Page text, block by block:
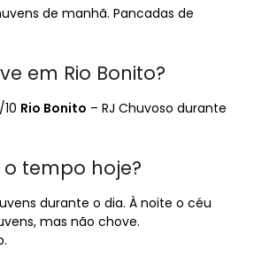
de manhã. Pancadas de
em Rio Bonito?
Rio Bonito – RJ Chuvoso durante
tempo hoje?
durante o dia. À noite o céu
mas não chove.